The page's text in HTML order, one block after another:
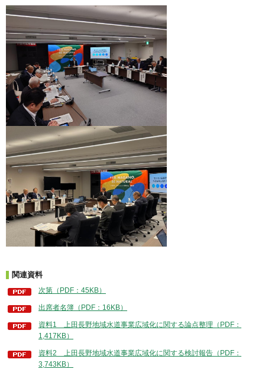
関連資料
次第（PDF：45KB）
出席者名簿（PDF：16KB）
資料1 上田長野地域水道事業広域化に関する論点整理（PDF：
1,417KB）
資料2 上田長野地域水道事業広域化に関する検討報告（PDF：
3,743KB）